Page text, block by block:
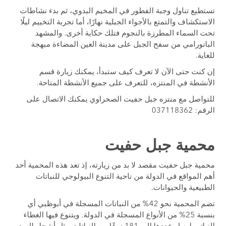
تستطيع تناول وجبة الفطور في المخيم البدوي، ثم بدء نشاطات
الاستكشاف والتمتع بالأجواء الجبلية نهارًا، أما تجربة التخييم ليلًا
تحت السماء المطرزة بالنجوم فتلك حكاية أخرى. والمشهد
البانورامي من سفح الجبل على مدينة العين المضاءة مبهجة
للغاية.
إن كنت حتى الآن لا تعرف كيف ستبدأ، يمكنك زيارة قسم
الأنشطة في المنتزه، للتعرف على جميع الأنشطة المتاحة.
للتواصل مع منتزه جبل حفيت الصحراوي يمكنك الاتصال على
الرقم: 037118362
محمية جبل حفيت
محمية جبل حفيت مقصد لا بد من زيارته، إذ تعد هذه المحمية أحد
أهم المواقع في الدولة من ناحية التنوع البيولوجي للنباتات
الطبيعية والحيوانات.
تضم المحمية نحو 42% من النباتات المسجلة في أبوظبي أي
بنسبة 25% من الأنواع المسجلة في الدولة. ويتنوع فيها الغطاء